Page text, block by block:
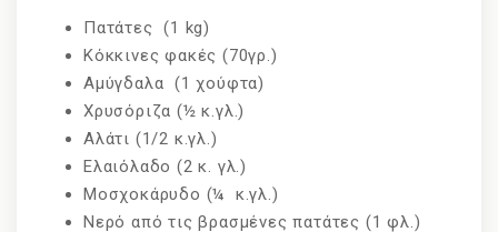
Πατάτες (1 kg)
Κόκκινες φακές (70γρ.)
Αμύγδαλα (1 χούφτα)
Χρυσόριζα (½ κ.γλ.)
Αλάτι (1/2 κ.γλ.)
Ελαιόλαδο (2 κ. γλ.)
Μοσχοκάρυδο (¼ κ.γλ.)
Νερό από τις βρασμένες πατάτες (1 φλ.)